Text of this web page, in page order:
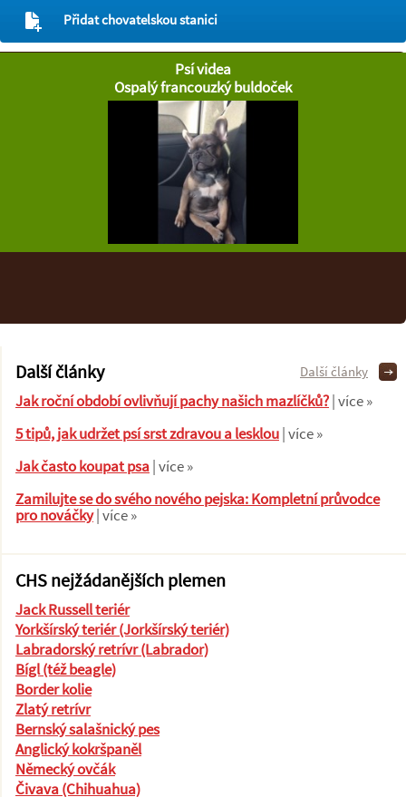
Přidat chovatelskou stanici
Psí videa
Ospalý francouzký buldoček
Další články
Jak roční období ovlivňují pachy našich mazlíčků?| více »
5 tipů, jak udržet psí srst zdravou a lesklou| více »
Jak často koupat psa| více »
Zamilujte se do svého nového pejska: Kompletní průvodce
pro nováčky| více »
Další články
CHS nejžádanějších plemen
Jack Russell teriér
Yorkšírský teriér (Jorkšírský teriér)
Labradorský retrívr (Labrador)
Bígl (též beagle)
Border kolie
Zlatý retrívr
Bernský salašnický pes
Anglický kokršpaněl
Německý ovčák
Čivava (Chihuahua)